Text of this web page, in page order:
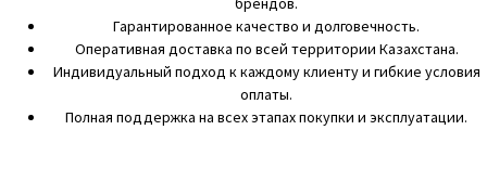
Гарантированное качество и долговечность.
Оперативная доставка по всей территории Казахстана.
Индивидуальный подход к каждому клиенту и гибкие условия
оплаты.
Полная поддержка на всех этапах покупки и эксплуатации.